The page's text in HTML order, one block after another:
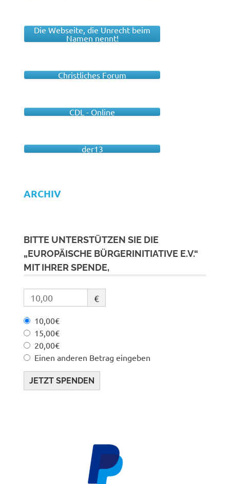
Die Webseite, die Unrecht beim
Namen nennt!
Christliches Forum
CDL - Online
der13
ARCHIV
BITTE UNTERSTÜTZEN SIE DIE
„EUROPÄISCHE BÜRGERINITIATIVE E.V.“
MIT IHRER SPENDE,
€
10,00€
15,00€
20,00€
Einen anderen Betrag eingeben
JETZT SPENDEN